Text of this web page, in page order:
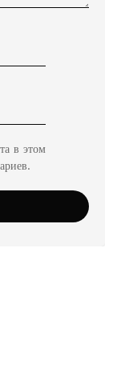
в этом